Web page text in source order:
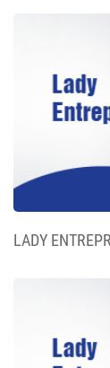
LADY